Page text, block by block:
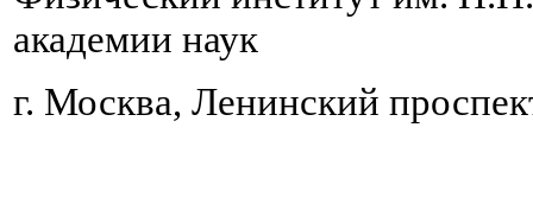
академии наук
г. Москва, Ленинский